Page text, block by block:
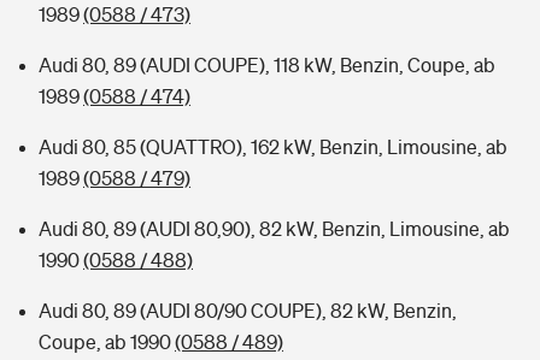
1989(0588 / 473)
Audi 80, 89 (AUDI COUPE), 118 kW, Benzin, Coupe, ab
1989(0588 / 474)
Audi 80, 85 (QUATTRO), 162 kW, Benzin, Limousine, ab
1989(0588 / 479)
Audi 80, 89 (AUDI 80,90), 82 kW, Benzin, Limousine, ab
1990(0588 / 488)
Audi 80, 89 (AUDI 80/90 COUPE), 82 kW, Benzin,
Coupe, ab 1990(0588 / 489)